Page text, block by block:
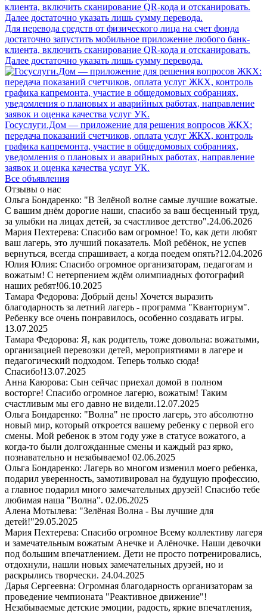
Для перевода средств от физического лица на счет фонда
достаточно запустить мобильное приложение любого банк-
клиента, включить сканирование QR-кода и отсканировать.
Далее достаточно указать лишь сумму перевода.
Госуслуги.Дом — приложение для решения вопросов ЖКХ:
передача показаний счетчиков, оплата услуг ЖКХ, контроль
графика капремонта, участие в общедомовых собраниях,
уведомления о плановых и аварийных работах, направление
заявок и оценка качества услуг УК.
Все объявления
Отзывы о нас
Ольга Бондаренко: "В Зелёной волне самые лучшие вожатые.
С вашим днём дорогие наши, спасибо за ваш бесценный труд,
за улыбки на лицах детей, за счастливое детство".24.06.2026
Мария Пехтерева: Спасибо вам огромное! То, как дети любят
ваш лагерь, это лучший показатель. Мой ребёнок, не успев
вернуться, всегда спрашивает, а когда поедем опять?12.04.2026
Юлия Юлия: Спасибо огромное организаторам, педагогам и
вожатым! С нетерпением ждём олимпиадных фотографий
наших ребят!06.10.2025
Тамара Федорова: Добрый день! Хочется выразить
благодарность за летний лагерь - программа "Кванториум".
Ребенку все очень понравилось, особенно создавать игры.
13.07.2025
Тамара Федорова: Я, как родитель, тоже довольна: вожатыми,
организацией перевозки детей, мероприятиями в лагере и
педагогический подходом. Теперь только сюда!
Спасибо!13.07.2025
Анна Каюрова: Сын сейчас приехал домой в полном
восторге! Спасибо огромное лагерю, вожатым! Таким
счастливым мы его давно не видели.12.07.2025
Ольга Бондаренко: "Волна" не просто лагерь, это абсолютно
новый мир, который откроется вашему ребенку с первой его
смены. Мой ребенок в этом году уже в статусе вожатого, а
когда-то были долгожданные смены и каждый раз ярко,
познавательно и незабываемо! 02.06.2025
Ольга Бондаренко: Лагерь во многом изменил моего ребенка,
подарил уверенность, замотивировал на будущую профессию,
а главное подарил много замечательных друзей! Спасибо тебе
любимая наша "Волна". 02.06.2025
Алена Мотылева: "Зелёная Волна - Вы лучшие для
детей!"29.05.2025
Мария Пехтерева: Спасибо огромное Всему коллективу лагеря
и замечательным вожатым Анечке и Алёночке. Наши девочки
под большим впечатлением. Дети не просто потренировались,
отдохнули, нашли новых замечательных друзей, но и
раскрылись творчески. 24.04.2025
Дарья Сергеевна: Огромная благодарность организаторам за
проведение чемпионата "Реактивное движение"!
Незабываемые детские эмоции, радость, яркие впечатления,